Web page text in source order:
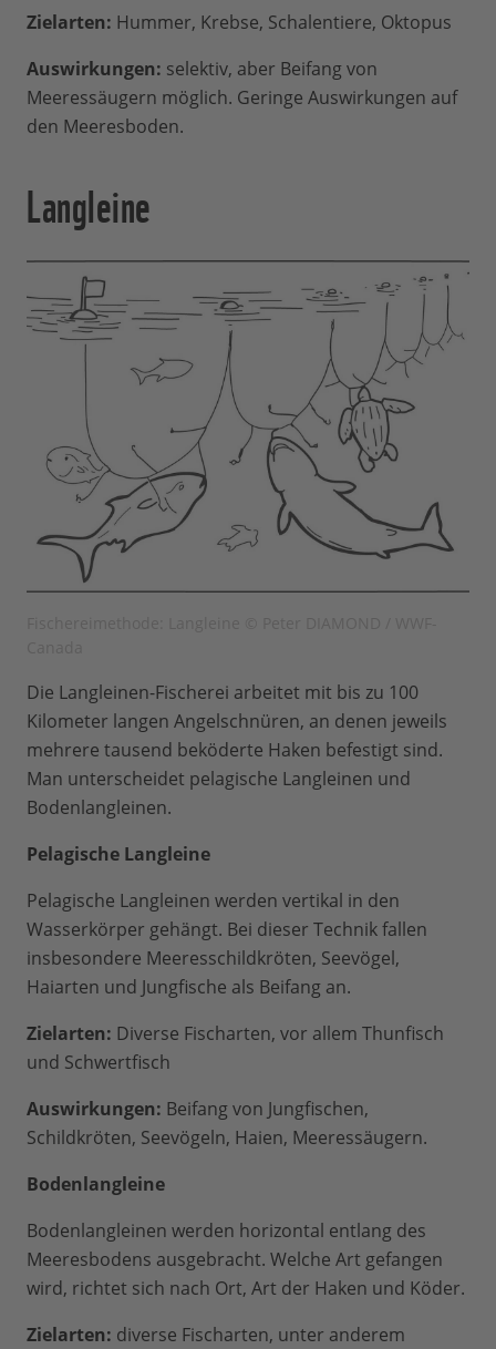
Zielarten: Hummer, Krebse, Schalentiere, Oktopus
Auswirkungen: selektiv, aber Beifang von
Meeressäugern möglich. Geringe Auswirkungen auf
den Meeresboden.
Langleine
Die Langleinen-Fischerei arbeitet mit bis zu 100
Kilometer langen Angelschnüren, an denen jeweils
mehrere tausend beköderte Haken befestigt sind.
Man unterscheidet pelagische Langleinen und
Bodenlangleinen.
Pelagische Langleine
Pelagische Langleinen werden vertikal in den
Wasserkörper gehängt. Bei dieser Technik fallen
insbesondere Meeresschildkröten, Seevögel,
Haiarten und Jungfische als Beifang an.
Zielarten: Diverse Fischarten, vor allem Thunfisch
und Schwertfisch
Auswirkungen: Beifang von Jungfischen,
Schildkröten, Seevögeln, Haien, Meeressäugern.
Bodenlangleine
Bodenlangleinen werden horizontal entlang des
Meeresbodens ausgebracht. Welche Art gefangen
wird, richtet sich nach Ort, Art der Haken und Köder.
Zielarten: diverse Fischarten, unter anderem